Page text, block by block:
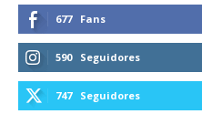
receive all the
tobacco harm
677 Fans
590 Seguidores
747 Seguidores